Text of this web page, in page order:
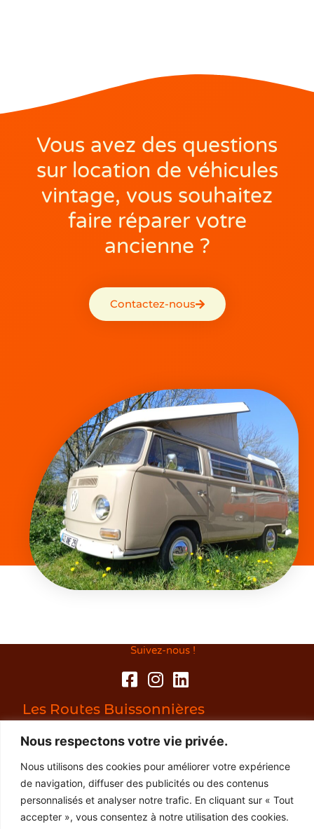
Nous respectons votre vie privée.
Nous utilisons des cookies pour améliorer votre expérience
de navigation, diffuser des publicités ou des contenus
personnalisés et analyser notre trafic. En cliquant sur « Tout
accepter », vous consentez à notre utilisation des cookies.
Vous avez des questions
sur location de véhicules
vintage, vous souhaitez
faire réparer votre
ancienne ?
Contactez-nous
Suivez-nous !
Les Routes Buissonnières
29300 Baye
06 03 06 32 23